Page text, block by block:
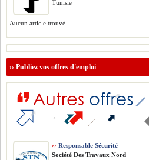
Tunisie
Aucun article trouvé.
››Publiez vos offres d'emploi
›› Responsable Sécurité
Société Des Travaux Nord